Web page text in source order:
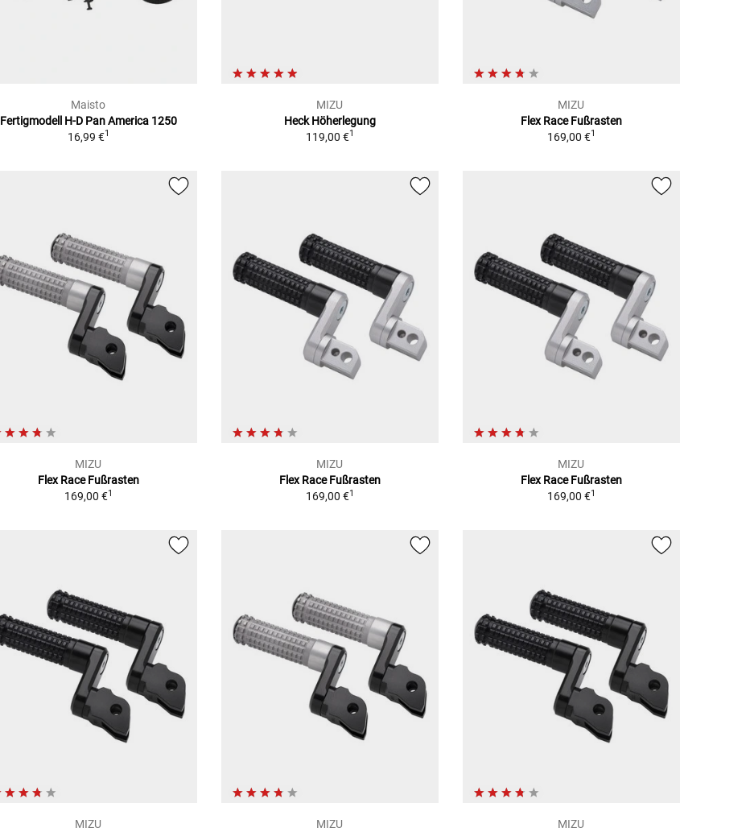
Maisto
Fertigmodell H-D Pan America 1250
16,99 €1
MIZU
Heck Höherlegung
119,00 €1
MIZU
Flex Race Fußrasten
169,00 €1
MIZU
Flex Race Fußrasten
169,00 €1
MIZU
Flex Race Fußrasten
169,00 €1
MIZU
Flex Race Fußrasten
169,00 €1
MIZU
MIZU
MIZU